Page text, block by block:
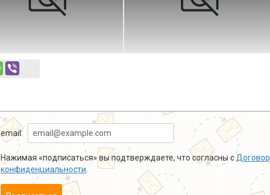
email:
Нажимая «подписаться» вы подтверждаете, что согласны с
конфиденциальности